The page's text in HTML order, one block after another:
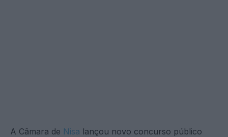
A Câmara de Nisa lançou novo concurso público